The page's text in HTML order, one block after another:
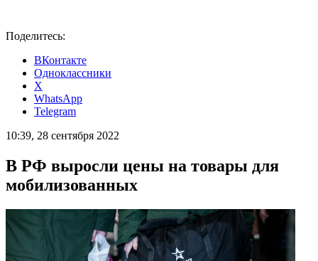
Поделитесь:
ВКонтакте
Одноклассники
X
WhatsApp
Telegram
10:39, 28 сентября 2022
В РФ выросли цены на товары для
мобилизованных